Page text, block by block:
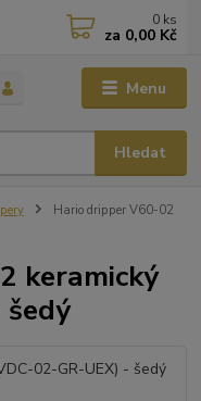
Menu
Hledat
0 ks
za 0,00 Kč
Hario dripper V60-02
keramický